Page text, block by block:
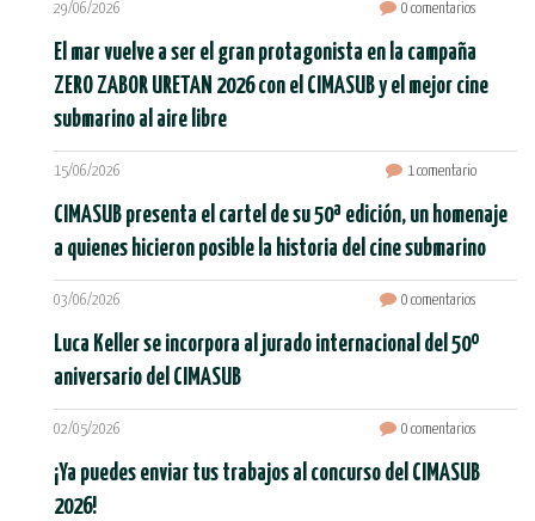
29/06/2026 0 comentarios
El mar vuelve a ser el gran protagonista en la campaña
ZERO ZABOR URETAN 2026 con el CIMASUB y el mejor cine
submarino al aire libre
15/06/2026 1 comentario
CIMASUB presenta el cartel de su 50ª edición, un homenaje
a quienes hicieron posible la historia del cine submarino
03/06/2026 0 comentarios
Luca Keller se incorpora al jurado internacional del 50º
aniversario del CIMASUB
02/05/2026 0 comentarios
¡Ya puedes enviar tus trabajos al concurso del CIMASUB
2026!